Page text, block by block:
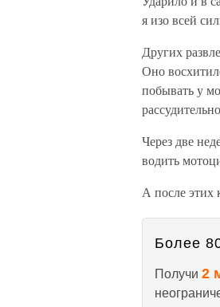
я изо всей
Других
Оно
побывать у
Через две
водить
А после этих
Более
Получи 2